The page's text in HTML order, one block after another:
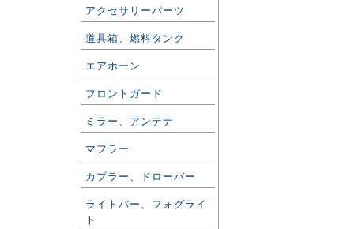
アクセサリーパーツ
道具箱、燃料タンク
エアホーン
フロントガード
ミラー、アンテナ
マフラー
カプラー、ドローバー
ライトバー、フォグライ
ト